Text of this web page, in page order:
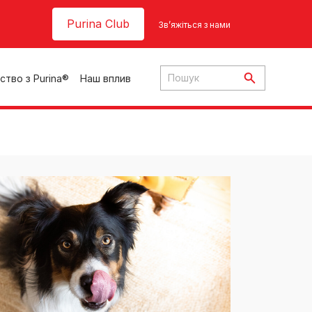
Purina Club Зв’яжіться з нами
з Purina® Наш вплив